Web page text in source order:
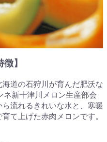
】
道の石狩川が育んだ肥沃な
ネ新十津川メロン生産部会
流れるきれいな水と、寒暖
て上げた赤肉メロンです。